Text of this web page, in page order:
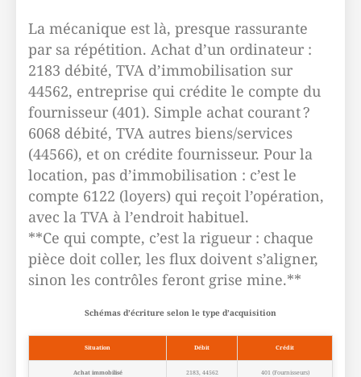
La mécanique est là, presque rassurante
par sa répétition. Achat d’un ordinateur :
2183 débité, TVA d’immobilisation sur
44562, entreprise qui crédite le compte du
fournisseur (401). Simple achat courant ?
6068 débité, TVA autres biens/services
(44566), et on crédite fournisseur. Pour la
location, pas d’immobilisation : c’est le
compte 6122 (loyers) qui reçoit l’opération,
avec la TVA à l’endroit habituel.
**Ce qui compte, c’est la rigueur : chaque
pièce doit coller, les flux doivent s’aligner,
sinon les contrôles feront grise mine.**
Schémas d’écriture selon le type d’acquisition
Situation Débit Crédit
Achat immobilisé 2183, 44562 401 (Fournisseurs)